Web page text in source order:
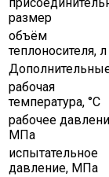
размер
объём
теплоносителя, л
рабочая
температура, °C
рабочее
МПа
испытательное
давление, МПа